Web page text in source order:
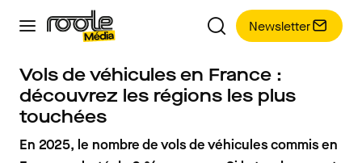
Newsletter
Vols de véhicules en France :
découvrez les régions les plus
touchées
En 2025, le nombre de vols de véhicules commis en